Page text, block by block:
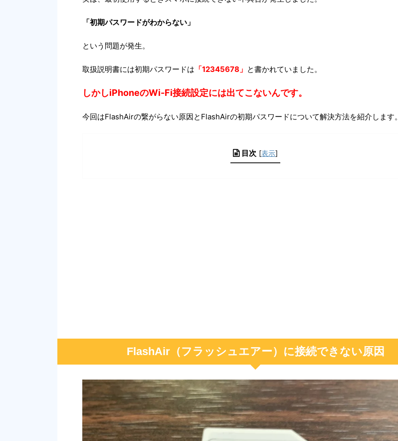
「初期パスワードがわからない」
という問題が発生。
取扱説明書には初期パスワードは 「12345678」 と書かれていました。
しかしiPhoneのWi-Fi接続設定には出てこないんです。
今回はFlashAirの繋がらない原因とFlashAirの初期パスワードについて解決方法を紹介します。
目次 [表示]
FlashAir（フラッシュエアー）に接続できない原因